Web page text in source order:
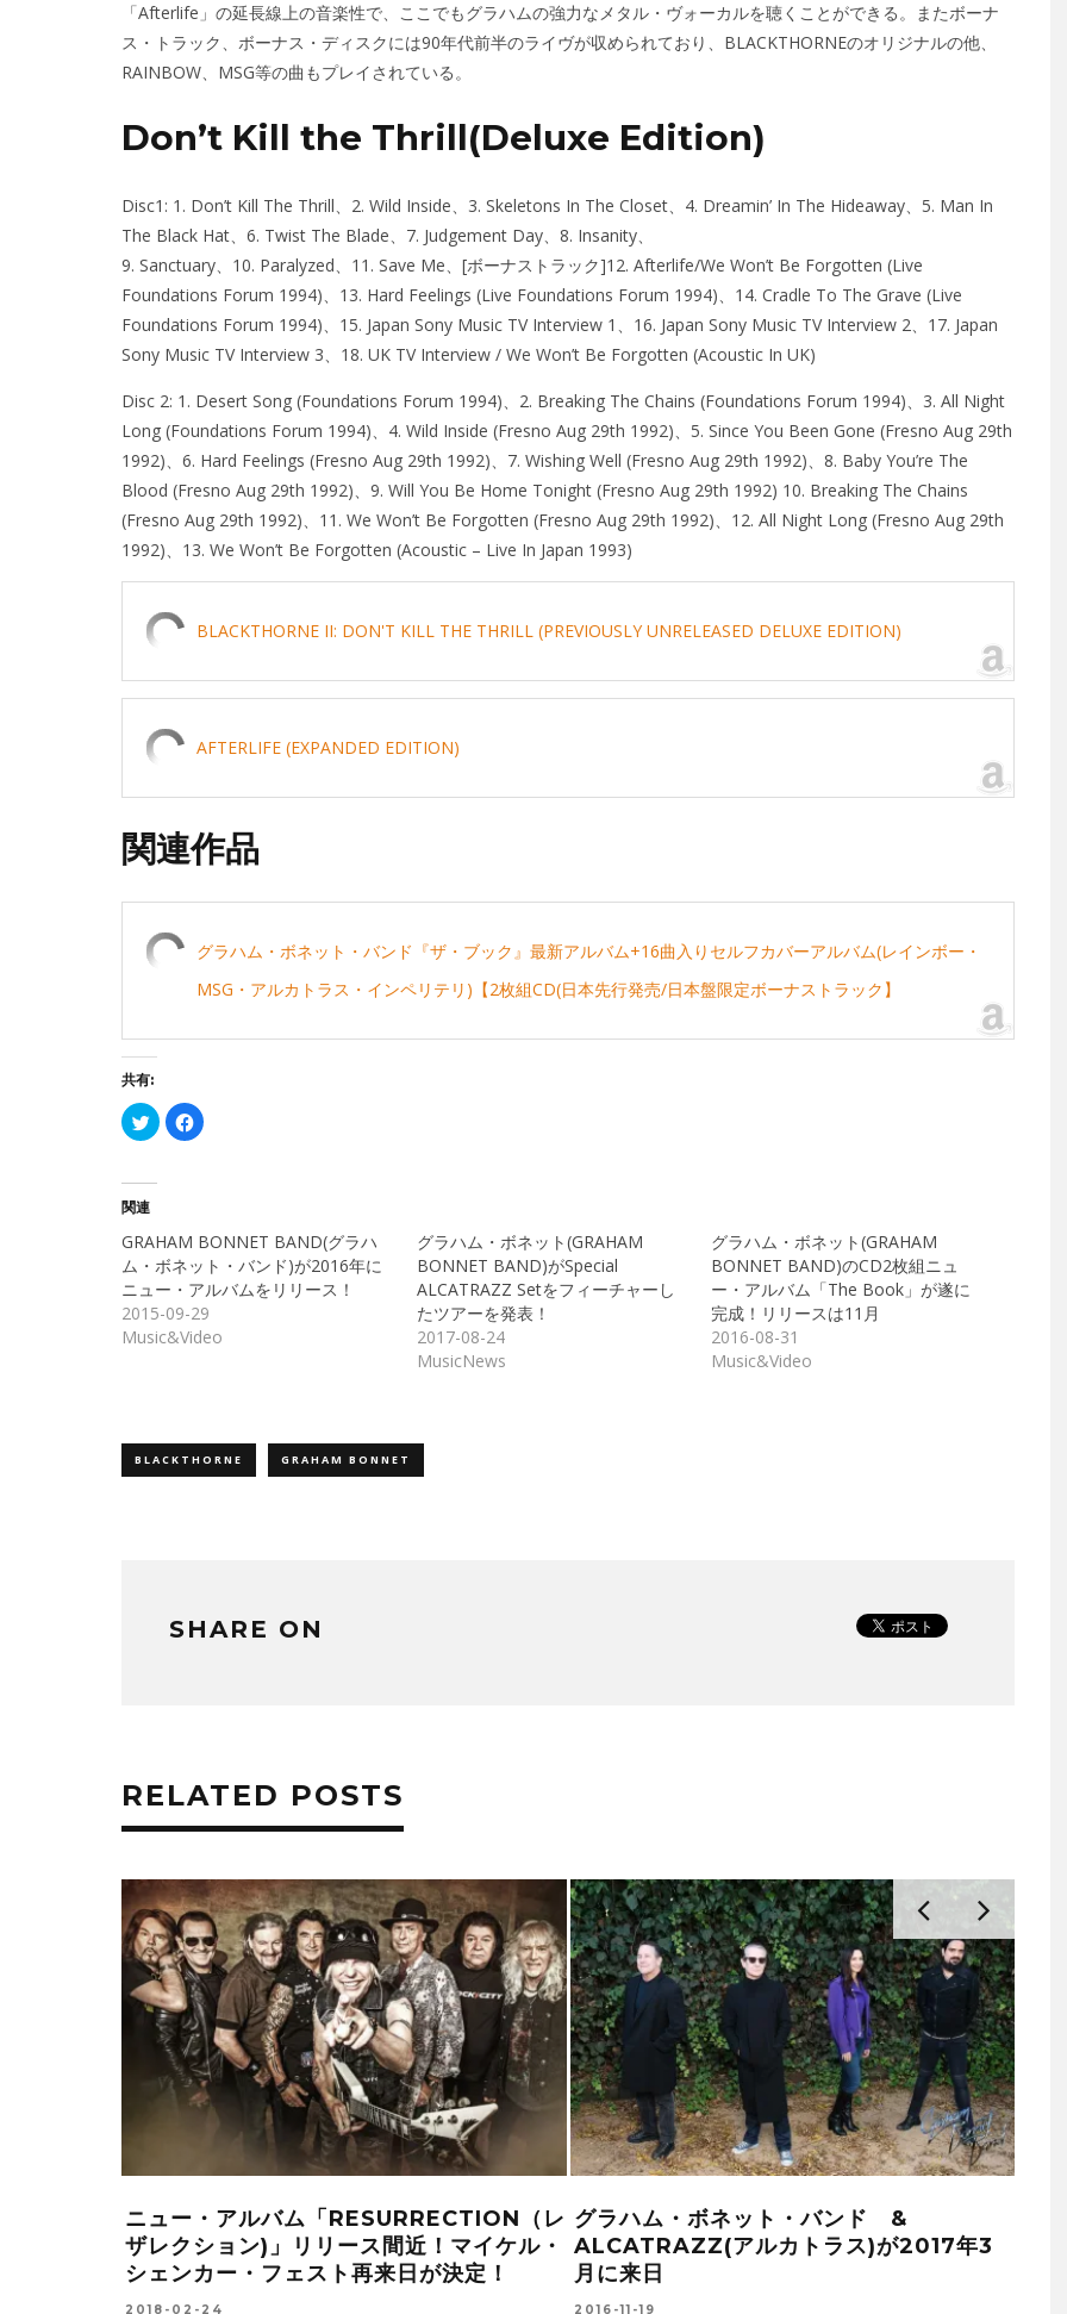
「Afterlife」の延長線上の音楽性で、ここでもグラハムの強力なメタル・ヴォーカルを聴くことができる。またボーナ
ス・トラック、ボーナス・ディスクには90年代前半のライヴが収められており、BLACKTHORNEのオリジナルの他、
RAINBOW、MSG等の曲もプレイされている。
Don’t Kill the Thrill(Deluxe Edition)
Disc1: 1. Don’t Kill The Thrill、2. Wild Inside、3. Skeletons In The Closet、4. Dreamin’ In The Hideaway、5. Man In
The Black Hat、6. Twist The Blade、7. Judgement Day、8. Insanity、
9. Sanctuary、10. Paralyzed、11. Save Me、[ボーナストラック]12. Afterlife/We Won’t Be Forgotten (Live
Foundations Forum 1994)、13. Hard Feelings (Live Foundations Forum 1994)、14. Cradle To The Grave (Live
Foundations Forum 1994)、15. Japan Sony Music TV Interview 1、16. Japan Sony Music TV Interview 2、17. Japan
Sony Music TV Interview 3、18. UK TV Interview / We Won’t Be Forgotten (Acoustic In UK)
Disc 2: 1. Desert Song (Foundations Forum 1994)、2. Breaking The Chains (Foundations Forum 1994)、3. All Night
Long (Foundations Forum 1994)、4. Wild Inside (Fresno Aug 29th 1992)、5. Since You Been Gone (Fresno Aug 29th
1992)、6. Hard Feelings (Fresno Aug 29th 1992)、7. Wishing Well (Fresno Aug 29th 1992)、8. Baby You’re The
Blood (Fresno Aug 29th 1992)、9. Will You Be Home Tonight (Fresno Aug 29th 1992) 10. Breaking The Chains
(Fresno Aug 29th 1992)、11. We Won’t Be Forgotten (Fresno Aug 29th 1992)、12. All Night Long (Fresno Aug 29th
1992)、13. We Won’t Be Forgotten (Acoustic – Live In Japan 1993)
BLACKTHORNE II: DON'T KILL THE THRILL (PREVIOUSLY UNRELEASED DELUXE EDITION)
AFTERLIFE (EXPANDED EDITION)
関連作品
グラハム・ボネット・バンド『ザ・ブック』最新アルバム+16曲入りセルフカバーアルバム(レインボー・
MSG・アルカトラス・インペリテリ)【2枚組CD(日本先行発売/日本盤限定ボーナストラック】
共有:
ク
リ
て
共
有
(新
し
い
ウ
ィ
ン
ド
Facebook
で
ク
リ
ッ
ク
し
て
く
だ
さ
ン
ド
ウ
関連
GRAHAM BONNET BAND(グラハ
ム・ボネット・バンド)が2016年に
ニュー・アルバムをリリース！
2015-09-29
Music&Video
グラハム・ボネット(GRAHAM
BONNET BAND)がSpecial
ALCATRAZZ Setをフィーチャーし
たツアーを発表！
2017-08-24
MusicNews
グラハム・ボネット(GRAHAM
BONNET BAND)のCD2枚組ニュ
ー・アルバム「The Book」が遂に
完成！リリースは11月
2016-08-31
Music&Video
BLACKTHORNE GRAHAM BONNET
SHARE ON
RELATED POSTS
ニュー・アルバム「RESURRECTION（レ
ザレクション)」リリース間近！マイケル・
シェンカー・フェスト再来日が決定！
2018-02-24
グラハム・ボネット・バンド &
ALCATRAZZ(アルカトラス)が2017年3
月に来日
2016-11-19